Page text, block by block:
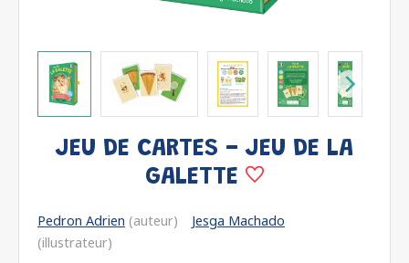
JEU DE CARTES - JEU DE LA
GALETTE
Pedron Adrien (auteur)
Jesga Machado
(illustrateur)